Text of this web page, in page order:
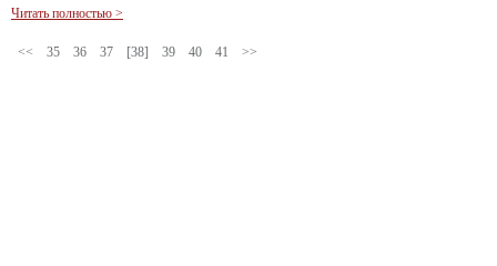
Читать полностью >
<< 35 36 37 [38] 39 40 41 >>